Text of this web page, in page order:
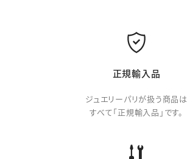
正規輸入品
ジュエリーパリが扱う商品は
すべて「正規輸入品」です。